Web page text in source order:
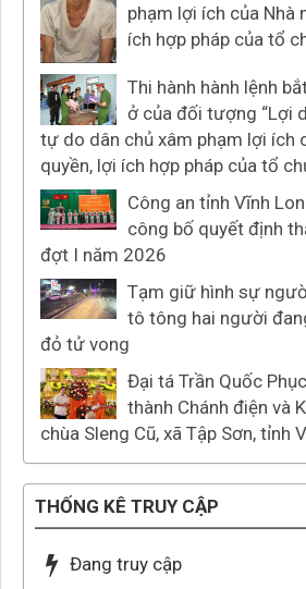
phạm lợi ích của Nhà
ích hợp pháp của tổ
Thi hành hành lệnh
ở của đối tượng “Lợi
tự do dân chủ xâm phạm lợi ích
quyền, lợi ích hợp pháp của tổ
Công an tỉnh Vĩnh
công bố quyết định
đợt I năm 2026
Tạm giữ hình sự
tô tông hai người
đỏ tử vong
Đại tá Trần Quốc
thành Chánh điện và
chùa Sleng Cũ, xã Tập Sơn, tỉnh
THỐNG KÊ TRUY CẬP
Đang truy cập